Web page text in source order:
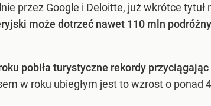
przez Google i Deloitte, już wkrótce
może dotrzeć nawet 110 mln
pobiła turystyczne rekordy
w roku ubiegłym jest to wzrost o ponad